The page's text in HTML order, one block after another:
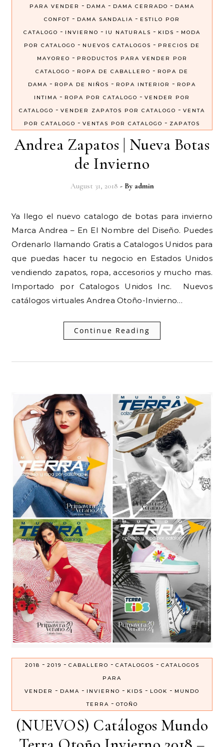
PARA VENDER
- DAMA - DAMA CERRADO - DAMA
CONFOT - DAMA SANDALIA - ESTILO POR
CATALOGO - INVIERNO - IU NATURALS - KIDS - MODA
POR CATALOGO - NUEVOS CATALOGOS - PRECIOS DE
MAYOREO - PRODUCTOS PARA VENDER POR
CATALOGO - ROPA DE CABALLERO - ROPA DE
DAMA - ROPA DE NIÑOS - ROPA INTERIOR - ROPA
INTIMA - ROPA POR CATALOGO - VENDER POR
CATALOGO - VENDER ZAPATOS POR CATALOGO - VENTA
POR CATALOGO - VENTAS POR CATALOGO - ZAPATOS
Andrea Zapatos | Nueva Botas
de Invierno
August 31, 2018 - By admin
Ya llego el nuevo catalogo de botas para invierno
Marca Andrea – En El Nombre del Diseño. Puedes
Ordenarlo llamando Gratis a Catalogos Unidos para
que puedas hacer tu negocio en Estados Unidos
vendiendo zapatos, ropa, accesorios y mucho mas.
Importado por Catalogos Unidos Inc. Nuevos
catálogos virtuales Andrea Otoño-Invierno…
Continue Reading
2018 - 2019 - CABALLERO - CATALOGOS - CATALOGOS
PARA
VENDER
- DAMA - INVIERNO - KIDS - LOOK - MUNDO
TERRA - OTOÑO
(NUEVOS) Catálogos Mundo